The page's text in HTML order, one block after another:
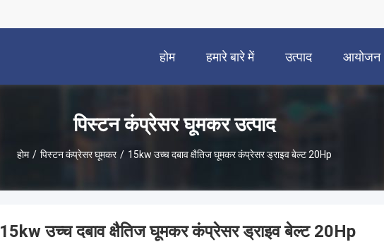
होम हमारे बारे में उत्पाद आयोजन
पिस्टन कंप्रेसर घूमकर उत्पाद
होम / पिस्टन कंप्रेसर घूमकर / 15kw उच्च दबाव क्षैतिज घूमकर कंप्रेसर ड्राइव बेल्ट 20Hp
15kw उच्च दबाव क्षैतिज घूमकर कंप्रेसर ड्राइव बेल्ट 20Hp